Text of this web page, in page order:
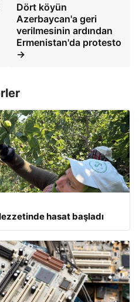
Dört köyün
Azerbaycan'a geri
verilmesinin ardından
Ermenistan'da protesto
→
hasat başladı